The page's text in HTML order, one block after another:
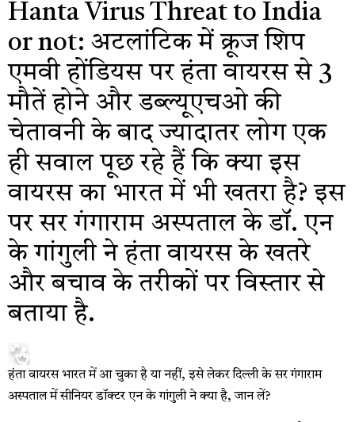
Hanta Virus Threat to India
or not: अटलांटिक में क्रूज शिप
एमवी होंडियस पर हंता वायरस से 3
मौतें होने और डब्‍ल्‍यूएचओ की
चेतावनी के बाद ज्‍यादातर लोग एक
ही सवाल पूछ रहे हैं क‍ि क्‍या इस
वायरस का भारत में भी खतरा है? इस
पर सर गंगाराम अस्‍पताल के डॉ. एन
के गांगुली ने हंता वायरस के खतरे
और बचाव के तरीकों पर व‍िस्‍तार से
बताया है.
हंता वायरस भारत में आ चुका है या नहीं, इसे लेकर द‍िल्‍ली के सर गंगाराम
अस्‍पताल में सीन‍ियर डॉक्‍टर एन के गांगुली ने क्‍या है, जान लें?